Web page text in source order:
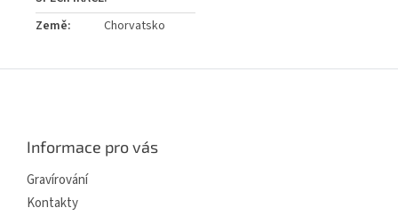
Země: Chorvatsko
Informace pro vás
Gravírování
Kontakty